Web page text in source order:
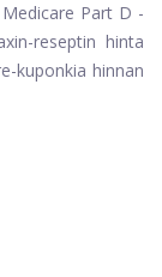
Part D -
reseptin hinta
kuponkia hinnan